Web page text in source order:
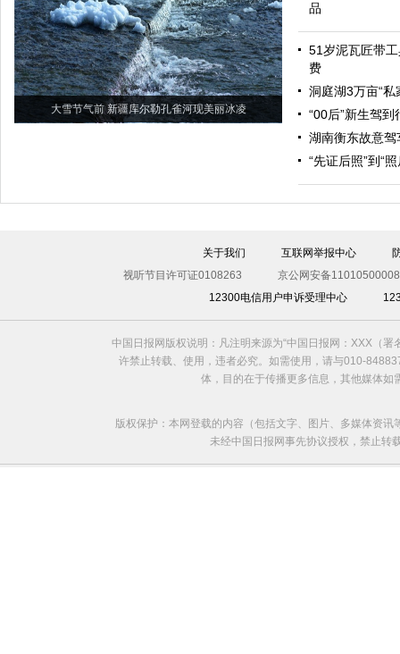
大雪节气前 新疆库尔勒孔雀河现美丽冰凌
品
51岁泥瓦匠带
费
洞庭湖3万亩“私
“00后”新生驾到
湖南衡东故意
“先证后照”到“
关于我们 互联网举报中心
视听节目许可证0108263
京公网安备
12300电信用户申诉受理中心
中国日报网版权说明：凡注明来源为“中国日报网：XXX（
许禁止转载、使用，违者必究。如需使用，请与010-
体，目的在于传播更多信息，其他媒体
版权保护：本网登载的内容（包括文字、图片、多媒体资
未经中国日报网事先协议授权，禁止转